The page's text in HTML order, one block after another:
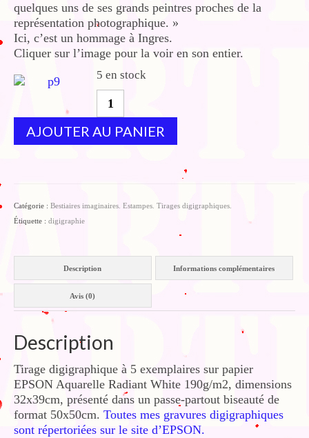
quelques uns de ses grands peintres proches de la
représentation photographique. »
Ici, c’est un hommage à Ingres.
Cliquer sur l’image pour la voir en son entier.
5 en stock
quantité
Hommage
à
AJOUTER AU PANIER
Catégorie : Bestiaires imaginaires. Estampes. Tirages digigraphiques.
Étiquette : digigraphie
Description Informations complémentaires
Avis (0)
Description
Tirage digigraphique à 5 exemplaires sur papier
EPSON Aquarelle Radiant White 190g/m2, dimensions
32x39cm, présenté dans un passe-partout biseauté de
format 50x50cm. Toutes mes gravures digigraphiques
sont répertoriées sur le site d’EPSON.